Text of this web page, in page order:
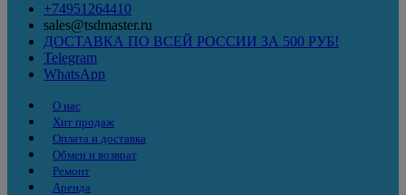
+74951264410
sales@tsdmaster.ru
ДОСТАВКА ПО ВСЕЙ РОССИИ ЗА 500 РУБ!
Telegram
WhatsApp
О нас
Хит продаж
Оплата и доставка
Обмен и возврат
Ремонт
Аренда